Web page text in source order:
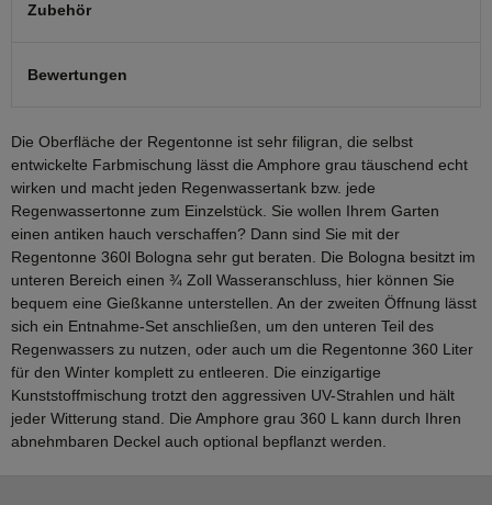
Zubehör
Bewertungen
Die Oberfläche der Regentonne ist sehr filigran, die selbst
entwickelte Farbmischung lässt die Amphore grau täuschend echt
wirken und macht jeden Regenwassertank bzw. jede
Regenwassertonne zum Einzelstück. Sie wollen Ihrem Garten
einen antiken hauch verschaffen? Dann sind Sie mit der
Regentonne 360l Bologna sehr gut beraten. Die Bologna besitzt im
unteren Bereich einen ¾ Zoll Wasseranschluss, hier können Sie
bequem eine Gießkanne unterstellen. An der zweiten Öffnung lässt
sich ein Entnahme-Set anschließen, um den unteren Teil des
Regenwassers zu nutzen, oder auch um die Regentonne 360 Liter
für den Winter komplett zu entleeren. Die einzigartige
Kunststoffmischung trotzt den aggressiven UV-Strahlen und hält
jeder Witterung stand. Die Amphore grau 360 L kann durch Ihren
abnehmbaren Deckel auch optional bepflanzt werden.